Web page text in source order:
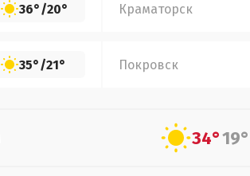
36°/20° Краматорск
35°/21° Покровск
34°19°